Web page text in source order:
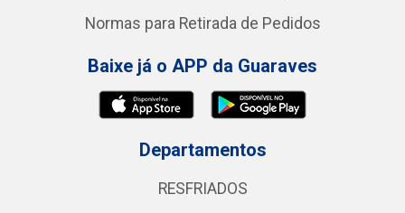
Normas para Retirada de Pedidos
Baixe já o APP da Guaraves
Departamentos
RESFRIADOS